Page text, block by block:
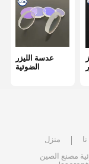
عدسة الليزر
الضوئية
منزل
مصنع الصين.Copyright © 2023